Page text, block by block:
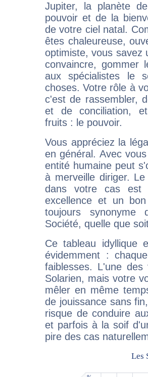
Jupiter, la planète
pouvoir et de la
de votre ciel natal.
êtes chaleureuse,
optimiste, vous savez
convaincre, gommer
aux spécialistes le
choses. Votre rôle à
c'est de rassembler,
et de conciliation,
fruits : le pouvoir.
Vous appréciez la
en général. Avec
entité humaine peut
à merveille diriger.
dans votre cas est
excellence et un
toujours synonyme
Société, quelle que
Ce tableau idyllique
évidemment :
faiblesses. L'une
Solarien, mais votre
mêler en même
de jouissance sans
risque de conduire
et parfois à la soif
pire des cas